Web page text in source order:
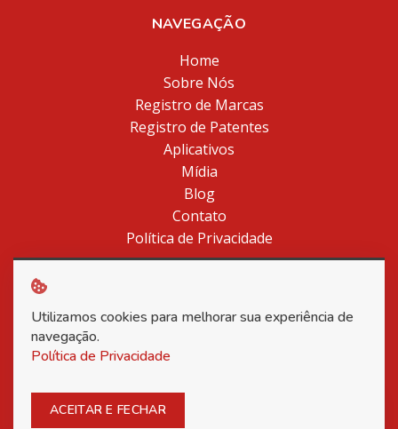
NAVEGAÇÃO
Home
Sobre Nós
Registro de Marcas
Registro de Patentes
Aplicativos
Mídia
Blog
Contato
Política de Privacidade
Copyright © 2026 Associação Nacional dos Inventores -
Todos os direitos reservados.
Utilizamos cookies para melhorar sua experiência de
navegação.
Política de Privacidade
ACEITAR E FECHAR